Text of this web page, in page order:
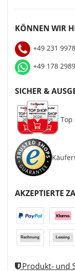
KÖNNEN WIR
+49 231
+49 178
SICHER &
Top
AKZEPTIERTE
Produkt- und